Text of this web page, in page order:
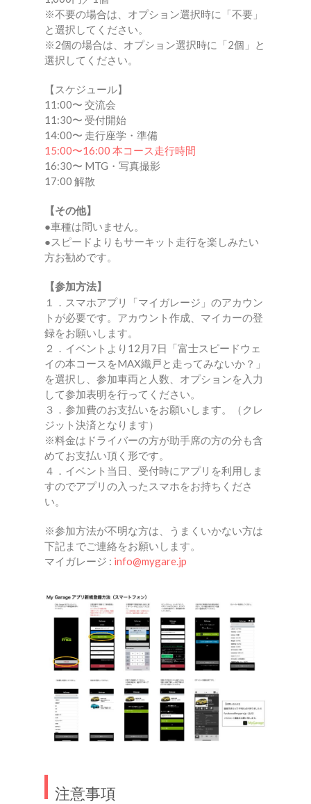
※不要の場合は、オプション選択時に「不要」
と選択してください。
※2個の場合は、オプション選択時に「2個」と
選択してください。
【スケジュール】
11:00〜 交流会
11:30〜 受付開始
14:00〜 走行座学・準備
15:00〜16:00 本コース走行時間
16:30〜 MTG・写真撮影
17:00 解散
【その他】
●車種は問いません。
●スピードよりもサーキット走行を楽しみたい
方お勧めです。
【参加方法】
１．スマホアプリ「マイガレージ」のアカウン
トが必要です。アカウント作成、マイカーの登
録をお願いします。
２．イベントより12月7日「富士スピードウェ
イの本コースをMAX織戸と走ってみないか？」
を選択し、参加車両と人数、オプションを入力
して参加表明を行ってください。
３．参加費のお支払いをお願いします。（クレ
ジット決済となります）
※料金はドライバーの方が助手席の方の分も含
めてお支払い頂く形です。
４．イベント当日、受付時にアプリを利用しま
すのでアプリの入ったスマホをお持ちくださ
い。
※参加方法が不明な方は、うまくいかない方は
下記までご連絡をお願いします。
マイガレージ : info@mygare.jp
注意事項